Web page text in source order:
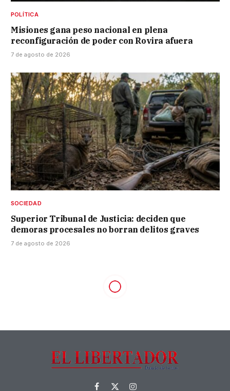
POLÍTICA
Misiones gana peso nacional en plena
reconfiguración de poder con Rovira afuera
7 de agosto de 2026
SOCIEDAD
Superior Tribunal de Justicia: deciden que
demoras procesales no borran delitos graves
7 de agosto de 2026